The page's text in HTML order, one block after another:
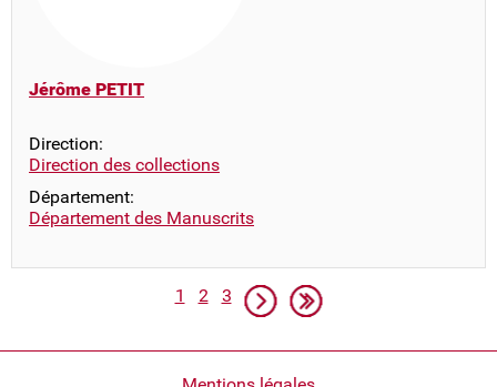
Jérôme PETIT
Direction:
Direction des collections
Département:
Département des Manuscrits
Pagination
Page
1 Page
2 Page
3 Page suivante
Dernière page